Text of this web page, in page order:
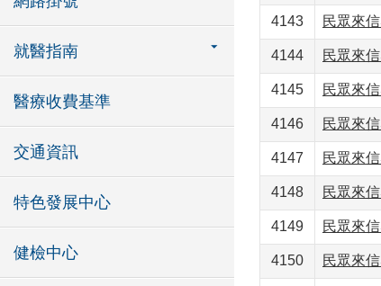
就醫指南
醫療收費基準
交通資訊
特色發展中心
健檢中心
4143 民眾來
4144 民眾來
4145 民眾來
4146 民眾來
4147 民眾來
4148 民眾來
4149 民眾來
4150 民眾來